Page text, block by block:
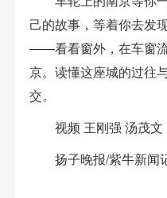
己的故事，等着你去发
——看看窗外，在车窗
京。读懂这座城的过往
交。
视频 王刚强 汤茂
扬子晚报/紫牛新闻